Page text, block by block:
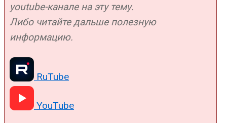
youtube-канале на эту тему.
Либо читайте дальше полезную
информацию.
RuTube
YouTube